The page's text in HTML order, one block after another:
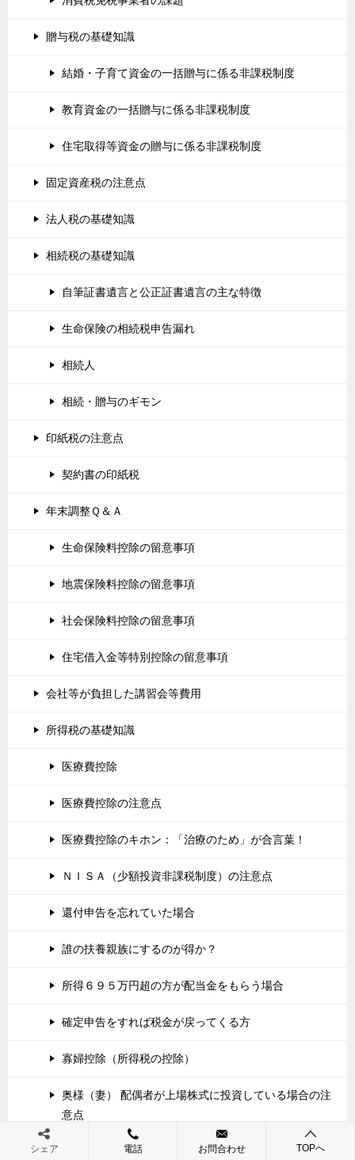
贈与税の基礎知識
結婚・子育て資金の一括贈与に係る非課税制度
教育資金の一括贈与に係る非課税制度
住宅取得等資金の贈与に係る非課税制度
固定資産税の注意点
法人税の基礎知識
相続税の基礎知識
自筆証書遺言と公正証書遺言の主な特徴
生命保険の相続税申告漏れ
相続人
相続・贈与のギモン
印紙税の注意点
契約書の印紙税
年末調整Ｑ＆Ａ
生命保険料控除の留意事項
地震保険料控除の留意事項
社会保険料控除の留意事項
住宅借入金等特別控除の留意事項
会社等が負担した講習会等費用
所得税の基礎知識
医療費控除
医療費控除の注意点
医療費控除のキホン：「治療のため」が合言葉！
ＮＩＳＡ（少額投資非課税制度）の注意点
還付申告を忘れていた場合
誰の扶養親族にするのが得か？
所得６９５万円超の方が配当金をもらう場合
確定申告をすれば税金が戻ってくる方
寡婦控除（所得税の控除）
奥様（妻） 配偶者が上場株式に投資している場合の注
意点
青色事業専従者について
シェア 電話 お問合わせ TOPへ